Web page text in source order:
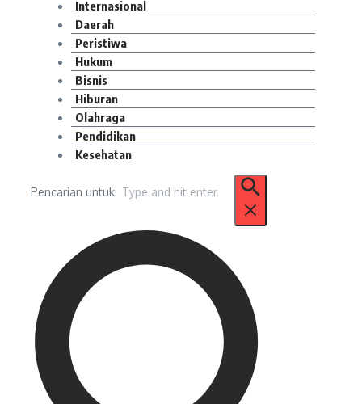
Internasional
Daerah
Peristiwa
Hukum
Bisnis
Hiburan
Olahraga
Pendidikan
Kesehatan
Pencarian untuk: